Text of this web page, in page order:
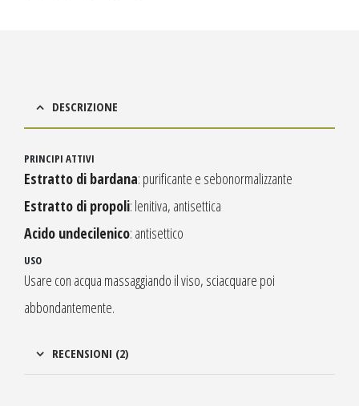
DESCRIZIONE
PRINCIPI ATTIVI
Estratto di bardana: purificante e sebonormalizzante
Estratto di propoli: lenitiva, antisettica
Acido undecilenico: antisettico
USO
Usare con acqua massaggiando il viso, sciacquare poi
abbondantemente.
RECENSIONI (2)